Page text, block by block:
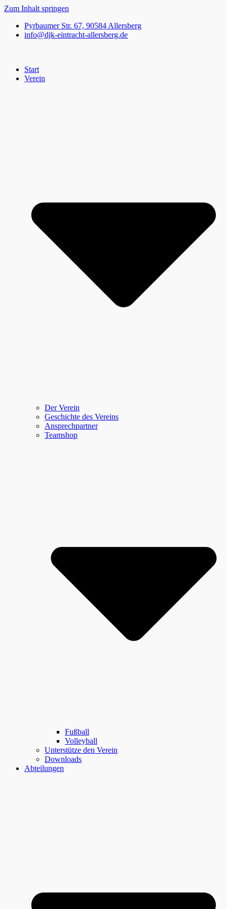
Zum Inhalt springen
Pyrbaumer Str. 67, 90584 Allersberg
info@djk-eintracht-allersberg.de
Start
Verein
Der Verein
Geschichte des Vereins
Ansprechpartner
Teamshop
Fußball
Volleyball
Unterstütze den Verein
Downloads
Abteilungen